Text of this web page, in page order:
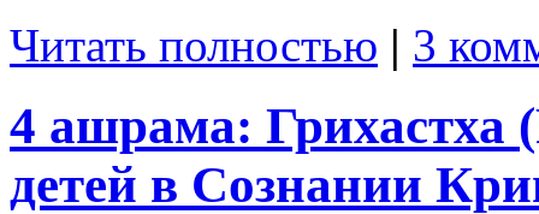
Читать полностью | 3
4 ашрама: Грихастха
детей в Сознании